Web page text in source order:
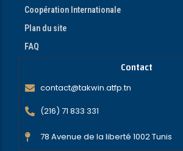
Coopération Internationale
Plan du site
FAQ
Contact
contact@takwin.atfp.tn
(216) 71 833 331
78 Avenue de la liberté 1002 Tunis